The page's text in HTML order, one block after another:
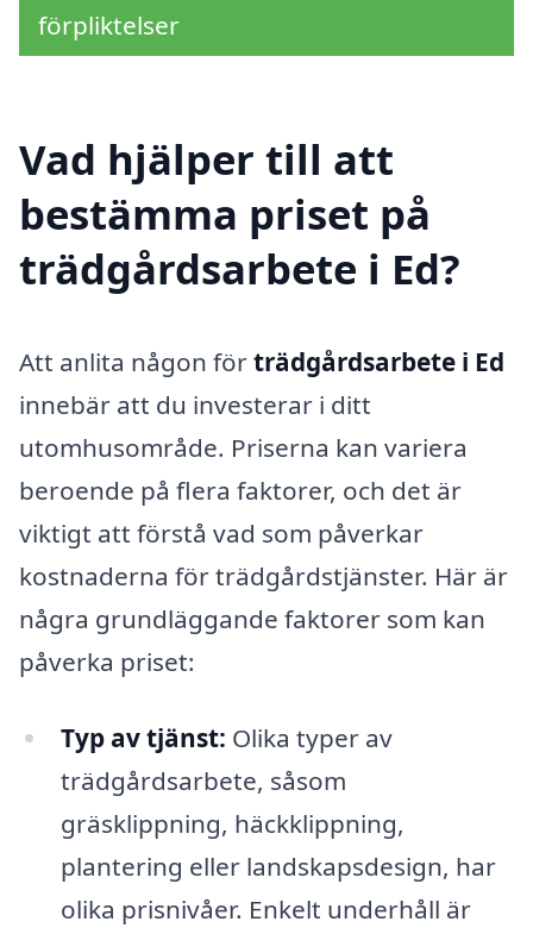
förpliktelser
Vad hjälper till att
bestämma priset på
trädgårdsarbete i Ed?
Att anlita någon förträdgårdsarbete i Ed
innebär att du investerar i ditt
utomhusområde. Priserna kan variera
beroende på flera faktorer, och det är
viktigt att förstå vad som påverkar
kostnaderna för trädgårdstjänster. Här är
några grundläggande faktorer som kan
påverka priset:
Typ av tjänst: Olika typer av
trädgårdsarbete, såsom
gräsklippning, häckklippning,
plantering eller landskapsdesign, har
olika prisnivåer. Enkelt underhåll är